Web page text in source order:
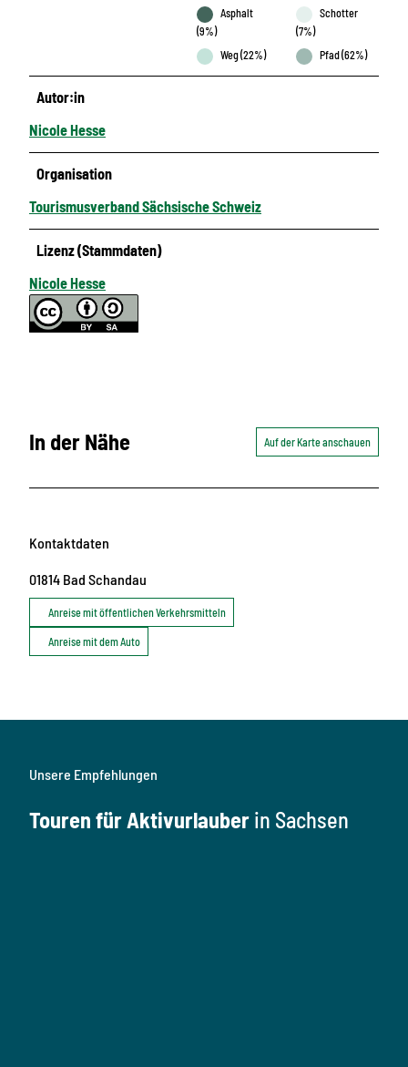
Asphalt
(9%)
Schotter
(7%)
Weg (22%)
Pfad (62%)
Autor:in
Nicole Hesse
Organisation
Tourismusverband Sächsische Schweiz
Lizenz (Stammdaten)
Nicole Hesse
In der Nähe Auf der Karte anschauen
Kontaktdaten
01814 Bad Schandau
Anreise mit öffentlichen Verkehrsmitteln
Anreise mit dem Auto
Unsere Empfehlungen
Touren für Aktivurlauber in Sachsen